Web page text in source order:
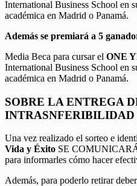
International Business School en
académica en Madrid o Panamá.
Además se premiará a 5
Media Beca para cursar el ONE
International Business School en
académica en Madrid o Panamá.
SOBRE LA ENTREGA
Una vez realizado el sorteo e
Vida y Éxito SE
para informarles cómo hacer
Además, para poderlo retirar